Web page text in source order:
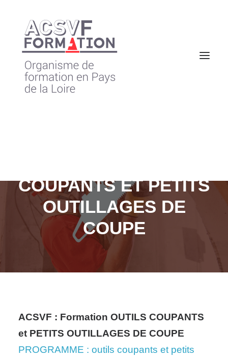
COUPANTS ET PETITS
OUTILLAGES DE
COUPE
ACSVF : Formation OUTILS COUPANTS
et PETITS OUTILLAGES DE COUPE
PROGRAMME : outils coupants et petits